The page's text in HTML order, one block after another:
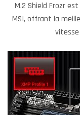
M.2 Shield Frozr
MSI, offrant la